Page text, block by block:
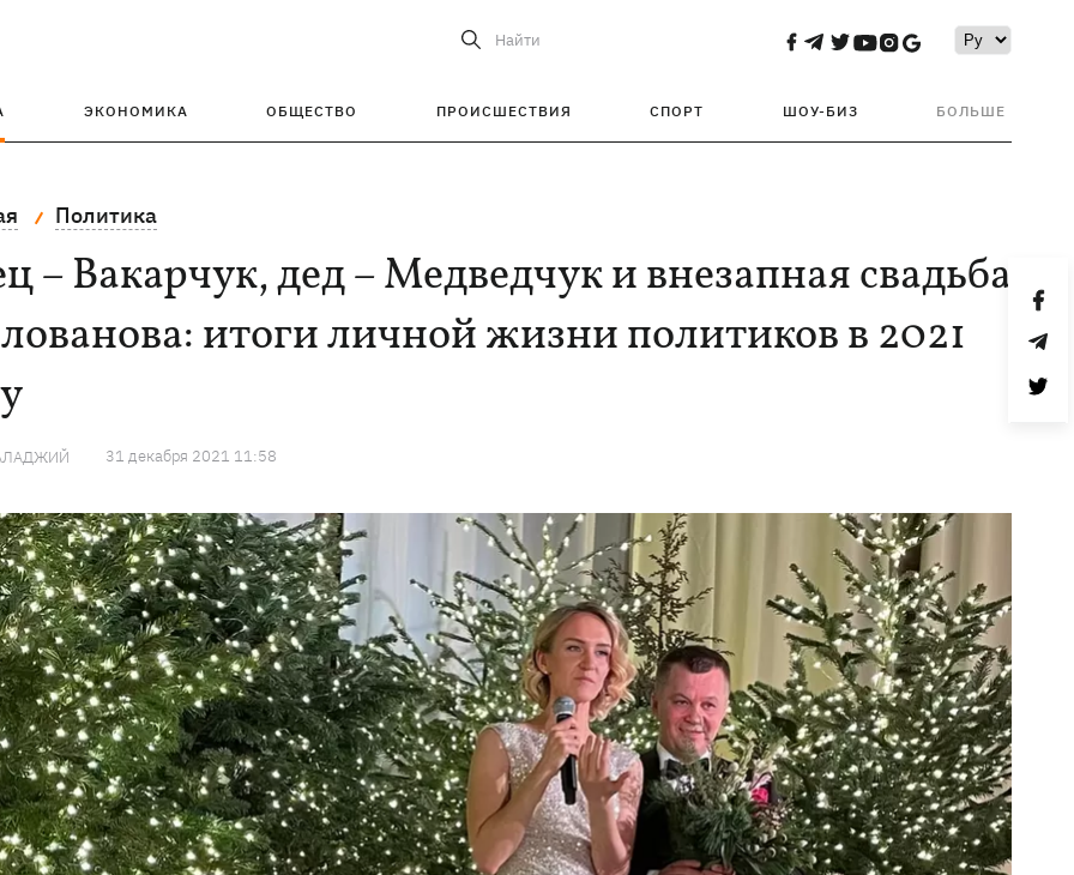
Найти
ЭКОНОМИКА ОБЩЕСТВО ПРОИСШЕСТВИЯ СПОРТ ШОУ-БИЗ БОЛЬШЕ
Политика
– Вакарчук, дед – Медведчук и внезапная свадьба
итоги личной жизни политиков в 2021
31 декабря 2021 11:58